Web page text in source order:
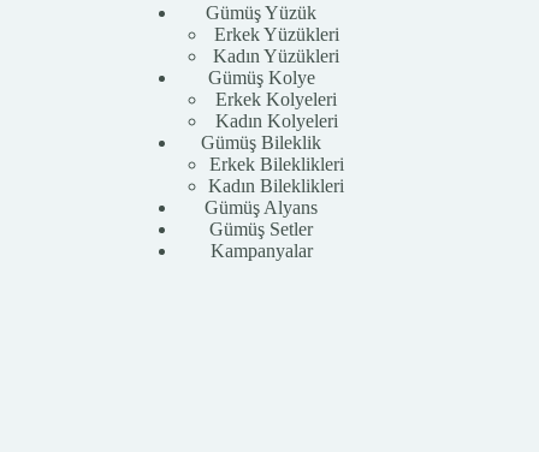
Gümüş Yüzük
Erkek Yüzükleri
Kadın Yüzükleri
Gümüş Kolye
Erkek Kolyeleri
Kadın Kolyeleri
Gümüş Bileklik
Erkek Bileklikleri
Kadın Bileklikleri
Gümüş Alyans
Gümüş Setler
Kampanyalar